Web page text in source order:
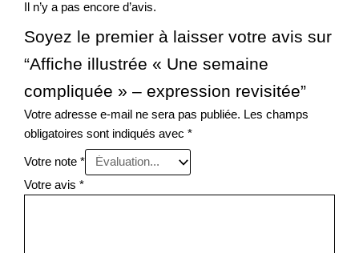
Il n’y a pas encore d’avis.
Soyez le premier à laisser votre avis sur
“Affiche illustrée « Une semaine
compliquée » – expression revisitée”
Votre adresse e-mail ne sera pas publiée. Les champs
obligatoires sont indiqués avec *
Votre note *
Votre avis *